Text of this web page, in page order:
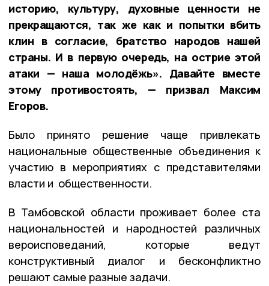
историю, культуру, духовные ценности не
прекращаются, так же как и попытки вбить
клин в согласие, братство народов нашей
страны. И в первую очередь, на острие этой
атаки — наша молодёжь». Давайте вместе
этому противостоять, — призвал Максим
Егоров.
Было принято решение чаще привлекать
национальные общественные объединения к
участию в мероприятиях с представителями
власти и общественности.
В Тамбовской области проживает более ста
национальностей и народностей различных
вероисповеданий, которые ведут
конструктивный диалог и бесконфликтно
решают самые разные задачи.